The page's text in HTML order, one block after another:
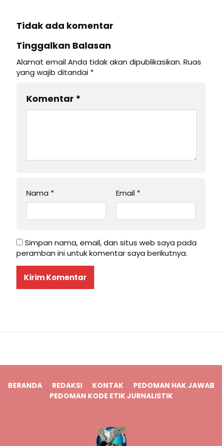
Tidak ada komentar
Tinggalkan Balasan
Alamat email Anda tidak akan dipublikasikan. Ruas
yang wajib ditandai *
Komentar *
Nama * Email *
Simpan nama, email, dan situs web saya pada
peramban ini untuk komentar saya berikutnya.
BERANDA REDAKSI KONTAK
PEDOMAN HAK JAWAB
PEDOMAN KODE ETIK JURNALISTIK